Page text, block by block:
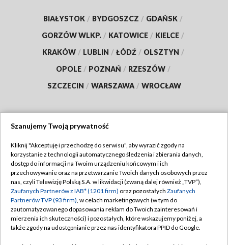
BIAŁYSTOK / BYDGOSZCZ / GDAŃSK /
GORZÓW WLKP. / KATOWICE / KIELCE /
KRAKÓW / LUBLIN / ŁÓDŹ / OLSZTYN /
OPOLE / POZNAŃ / RZESZÓW /
SZCZECIN / WARSZAWA / WROCŁAW
TVP
Abonament TVP
Emisja w TVP
Centrum informacji TVP
Naziemna Telewizja Cyfrowa
Regulamin TVP
Polityka prywatności
Moje zgody
Pomoc
Szanujemy Twoją prywatność
Kliknij "Akceptuję i przechodzę do serwisu", aby wyrazić zgody na
korzystanie z technologii automatycznego śledzenia i zbierania danych,
dostęp do informacji na Twoim urządzeniu końcowym i ich
przechowywanie oraz na przetwarzanie Twoich danych osobowych przez
nas, czyli Telewizję Polską S.A. w likwidacji (zwaną dalej również „TVP”),
Zaufanych Partnerów z IAB* (1201 firm) oraz pozostałych Zaufanych
Partnerów TVP (93 firm), w celach marketingowych (w tym do
zautomatyzowanego dopasowania reklam do Twoich zainteresowań i
mierzenia ich skuteczności) i pozostałych, które wskazujemy poniżej, a
także zgody na udostępnianie przez nas identyfikatora PPID do Google.